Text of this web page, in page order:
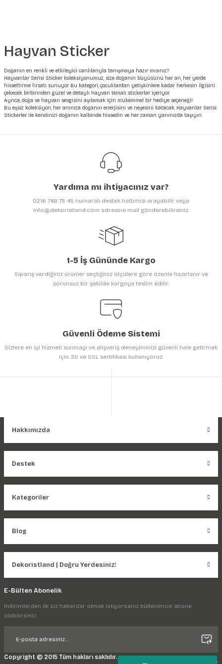
Hayvan Sticker
Doğanın en renkli ve etkileyici canlılarıyla tanışmaya hazır mısınız?
Hayvanlar Serisi Sticker koleksiyonumuz, size doğanın büyüsünü her an, her yerde
hissettirme fırsatı sunuyor. Bu kategori, çocuklardan yetişkinlere kadar herkesin ilgisini
çekecek birbirinden güzel ve detaylı hayvan temalı stickerlar içeriyor.
Ayrıca, doğa ve hayvan sevgisini aşılamak için mükemmel bir hediye seçeneği!
Bu eşsiz koleksiyon, her anınıza doğanın enerjisini ve neşesini katacak. Hayvanlar Serisi
Stickerler ile kendinizi doğanın kalbinde hissedin ve her zaman yanınızda taşıyın.
Yardıma mı ihtiyacınız var?
0216 748 75 45 numaralı destek hattımızı arayabilir veya
info@dekoristland.com adresine mail gönderebilirsiniz.
1-5 İş Gününde Kargo
Sipariş verdiğiniz ürünler seçtiğiniz ölçülere göre özenle hazırlanır ve
sorunsuz bir şekilde kargoya teslim edilir.
Güvenli Ödeme Sistemi
Sizlere en iyi hizmeti sunmayı ve alışveriş deneyiminizi güvenli hale getirmek
için 3D ve SSL sertifikası kullanıyoruz.
Hakkımızda
Destek
Kategoriler
Blog
Dekoristland | Doğru Yerdesiniz!
E-Bülten Abonelik
İndirimlerden ilk siz haberdar olmak istiyorsanız bültenimize abone
olabilirsiniz.
Copyright © 2015 Tüm hakları saklıdır.